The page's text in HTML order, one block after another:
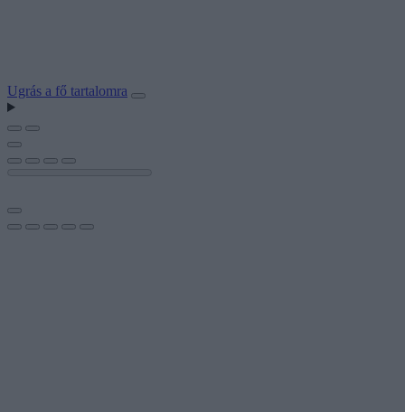
Ugrás a fő tartalomra